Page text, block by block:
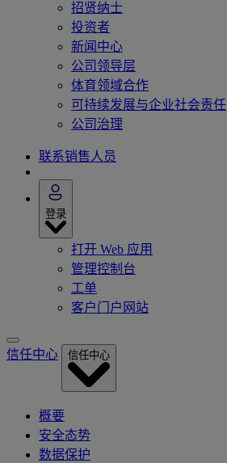
招贤纳士
投资者
新闻中心
公司领导层
体育领域合作
可持续发展与企业社会责任
公司治理
联系销售人员
登录
打开 Web 应用
管理控制台
工单
客户门户网站
信任中心 信任中心
概要
安全态势
数据保护